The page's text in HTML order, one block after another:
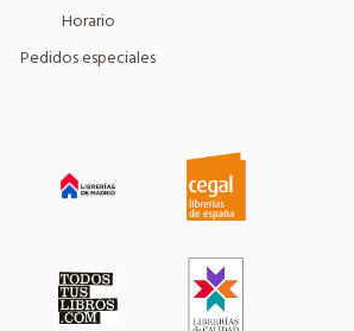
Horario
Pedidos especiales